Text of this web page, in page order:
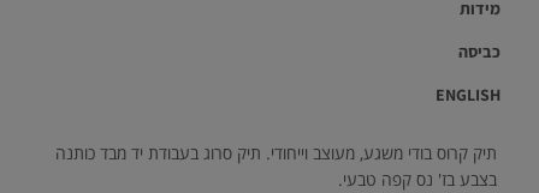
מידות
כביסה
ENGLISH
תיק קרוס בודי משגע, מעוצב וייחודי. תיק סרוג בעבודת יד מבד כותנה
בצבע בז' נס קפה טבעי.